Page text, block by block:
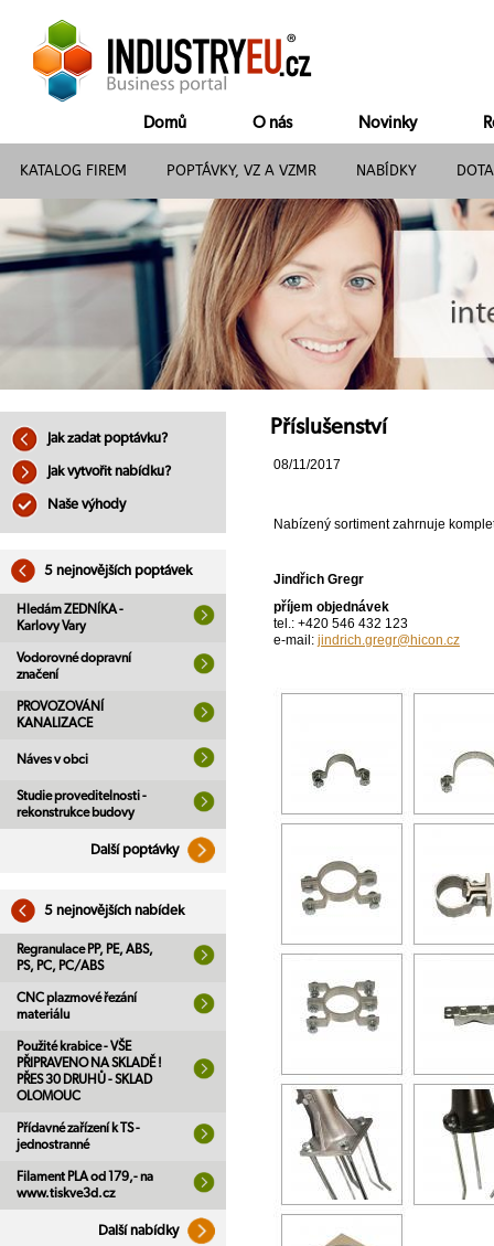
Domů O nás Novinky
KATALOG FIREM POPTÁVKY, VZ A VZMR NABÍDKY
Jak zadat poptávku?
Jak vytvořit nabídku?
Naše výhody
5 nejnovějších poptávek
Hledám ZEDNÍKA -
Karlovy Vary
Vodorovné dopravní
značení
PROVOZOVÁNÍ
KANALIZACE
Náves v obci
Studie proveditelnosti -
rekonstrukce budovy
Další poptávky
5 nejnovějších nabídek
Regranulace PP, PE, ABS,
PS, PC, PC/ABS
CNC plazmové řezání
materiálu
Použité krabice - VŠE
PŘIPRAVENO NA SKLADĚ !
PŘES 30 DRUHŮ - SKLAD
OLOMOUC
Přídavné zařízení k TS -
jednostranné
Filament PLA od 179,- na
www.tiskve3d.cz
Další nabídky
Příslušenství
08/11/2017
Nabízený sortiment zahrnuje
Jindřich Gregr
příjem objednávek
tel.: +420 546 432 123
e-mail: jindrich.gregr@hicon.cz